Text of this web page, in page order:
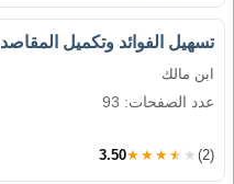
تسهيل الفوائد وتكميل المقاصد
ابن مالك
عدد الصفحات: 93
3.50★★★★★ (2)